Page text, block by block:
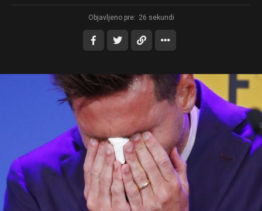
Objavljeno pre: 26 sekundi